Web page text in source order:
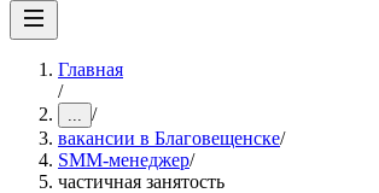
Главная
/
... /
вакансии в Благовещенске/
SMM-менеджер/
частичная занятость